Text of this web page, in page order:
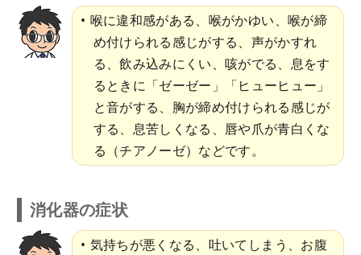
喉に違和感がある、喉がかゆい、喉が締
め付けられる感じがする、声がかすれ
る、飲み込みにくい、咳がでる、息をす
るときに「ゼーゼー」「ヒューヒュー」
と音がする、胸が締め付けられる感じが
する、息苦しくなる、唇や爪が青白くな
る（チアノーゼ）などです。
消化器の症状
気持ちが悪くなる、吐いてしまう、お腹